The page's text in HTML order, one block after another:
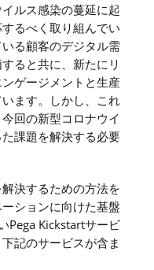
ルス感染の蔓延に起
るべく取り組んでい
る顧客のデジタル需
ると共に、新たにリ
ゲージメントと生産
ます。しかし、これ
回の新型コロナウイ
課題を解決する必要
決するための方法を
ションに向けた基盤
Pega Kickstartサービ
記のサービスが含ま